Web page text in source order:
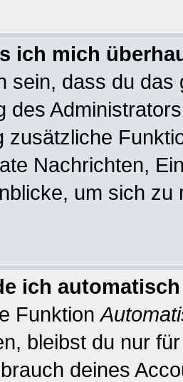
ich mich
sein, dass du
des
zusätzliche
Nachrichten,
um sich
ich
Funktion
bleibst du nur
deines